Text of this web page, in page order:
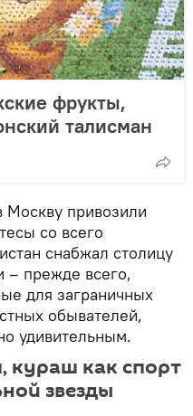
фрукты,
талисман
Москву привозили
со всего
снабжал столицу
прежде всего,
для заграничных
обывателей,
удивительным.
кураш как спорт
звезды